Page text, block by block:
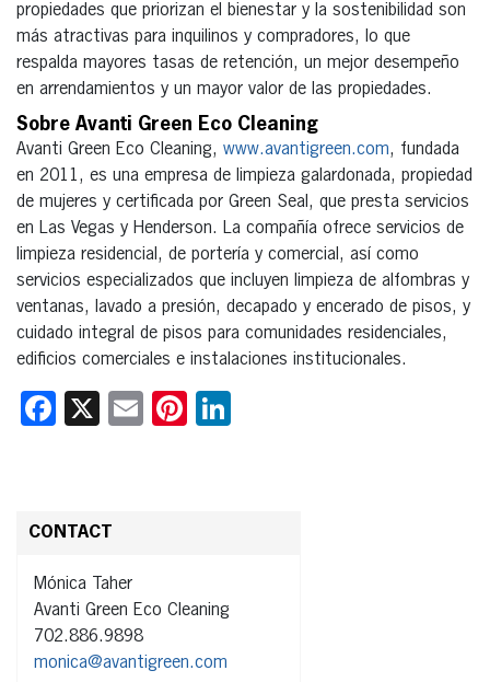
propiedades que priorizan el bienestar y la sostenibilidad son
más atractivas para inquilinos y compradores, lo que
respalda mayores tasas de retención, un mejor desempeño
en arrendamientos y un mayor valor de las propiedades.
Sobre Avanti Green Eco Cleaning
Avanti Green Eco Cleaning, www.avantigreen.com, fundada
en 2011, es una empresa de limpieza galardonada, propiedad
de mujeres y certificada por Green Seal, que presta servicios
en Las Vegas y Henderson. La compañía ofrece servicios de
limpieza residencial, de portería y comercial, así como
servicios especializados que incluyen limpieza de alfombras y
ventanas, lavado a presión, decapado y encerado de pisos, y
cuidado integral de pisos para comunidades residenciales,
edificios comerciales e instalaciones institucionales.
Facebook
X EmailPinterest
CONTACT
Mónica Taher
Avanti Green Eco Cleaning
702.886.9898
monica@avantigreen.com